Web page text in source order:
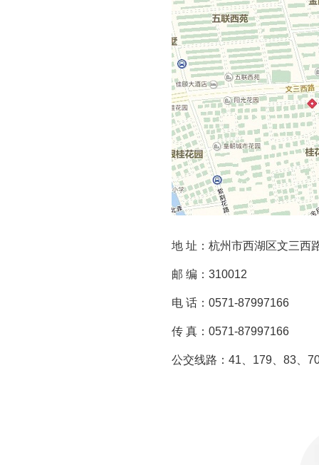
地 址：杭州市西湖区文三西
邮 编：310012
电 话：0571-87997166
传 真：0571-87997166
公交线路：41、179、83、